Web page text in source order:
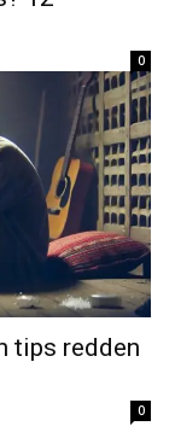
0
tips redden
0